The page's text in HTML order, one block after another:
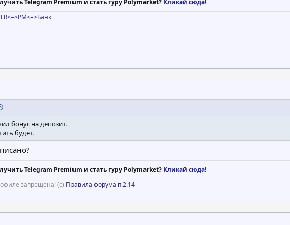
LR<=>PM<=>Банк
бонус на депозит.
будет.
Telegram Premium и стать гуру Polymarket? Кликай сюда!
запрещена! (с) Правила форума п.2.14